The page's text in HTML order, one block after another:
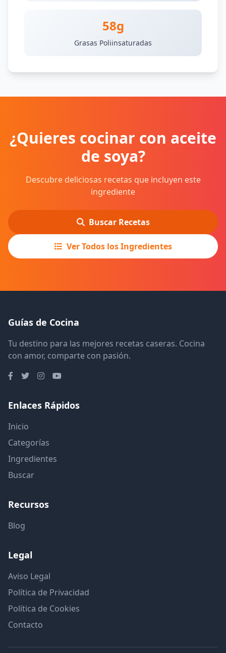
58g
Grasas Poliinsaturadas
¿Quieres cocinar con aceite
de soya?
Descubre deliciosas recetas que incluyen este
ingrediente
Buscar Recetas
Ver Todos los Ingredientes
Guías de Cocina
Tu destino para las mejores recetas caseras. Cocina
con amor, comparte con pasión.
Enlaces Rápidos
Inicio
Categorías
Ingredientes
Buscar
Recursos
Blog
Legal
Aviso Legal
Política de Privacidad
Política de Cookies
Contacto